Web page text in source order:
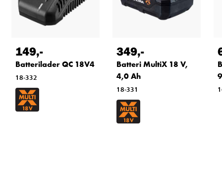
149,-
Batterilader QC 18V4
18-332
349,-
Batteri MultiX 18 V,
4,0 Ah
18-331